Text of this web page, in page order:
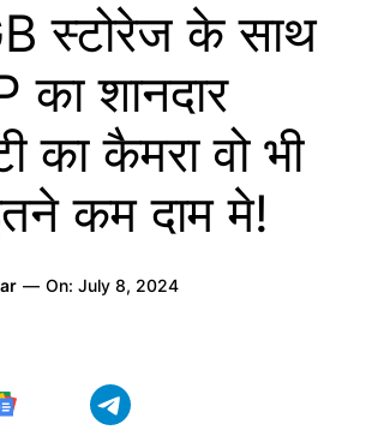
स्टोरेज के साथ
का शानदार
का कैमरा वो भी
कम दाम मे!
— On: July 8, 2024